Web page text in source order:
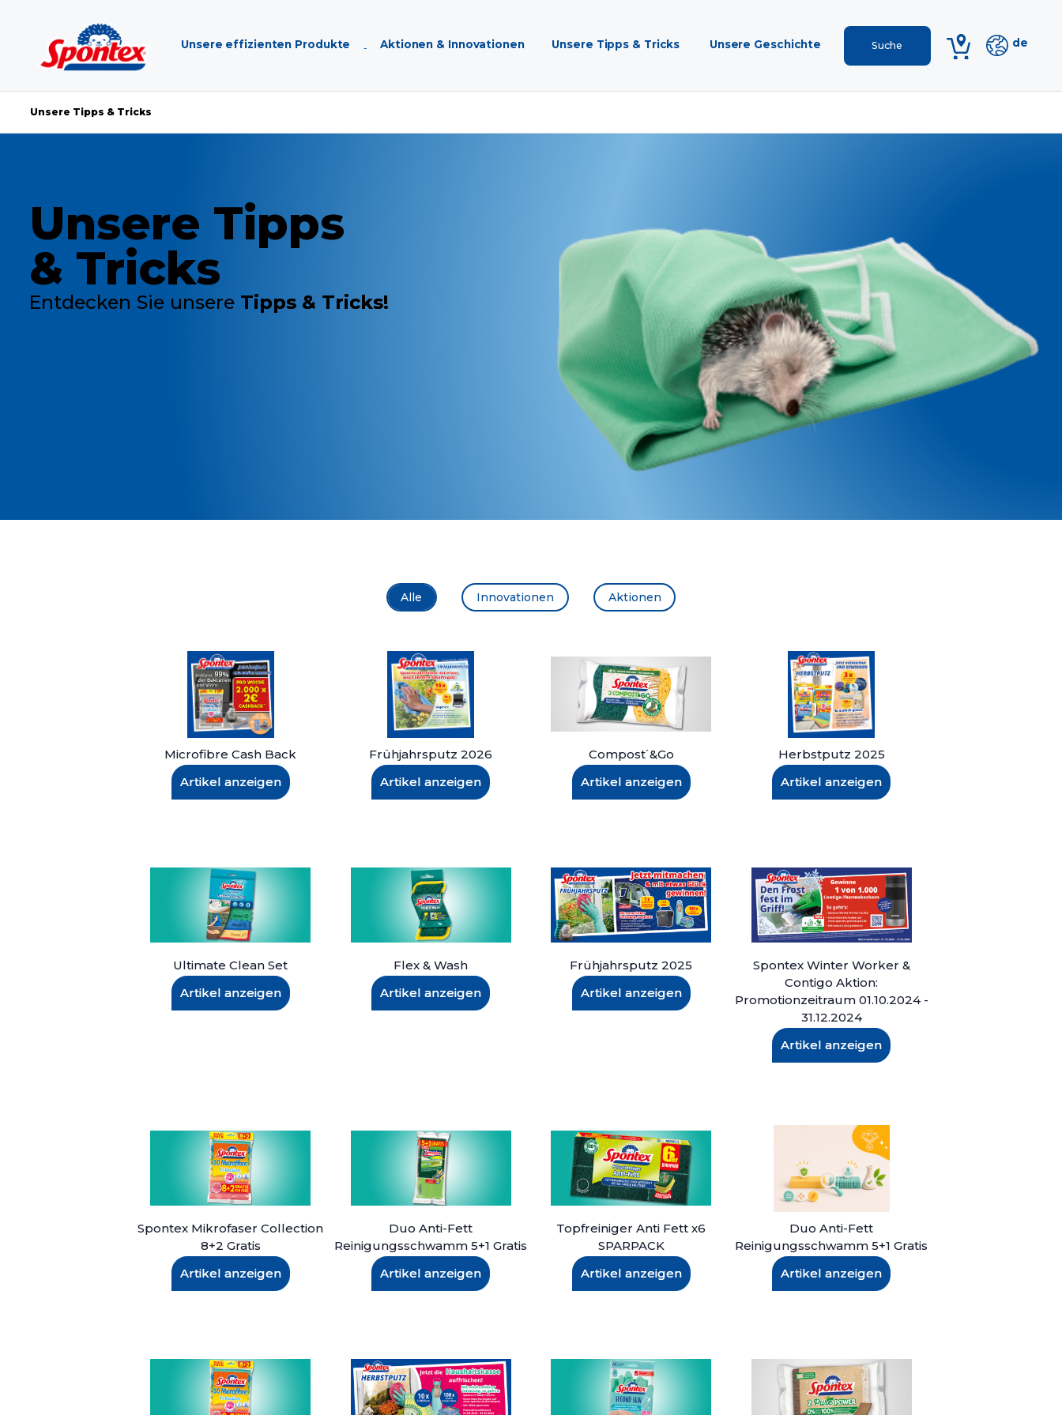
Unsere effizienten Produkte Aktionen & Innovationen Unsere Tipps & Tricks Unsere Geschichte de
Unsere Tipps & Tricks
Unsere Tipps
& Tricks
Entdecken Sie unsere Tipps & Tricks!
Alle Innovationen Aktionen
Microfibre Cash Back
Artikel anzeigen
Frühjahrsputz 2026
Artikel anzeigen
Compost´&Go
Artikel anzeigen
Herbstputz 2025
Artikel anzeigen
Ultimate Clean Set
Artikel anzeigen
Flex & Wash
Artikel anzeigen
Frühjahrsputz 2025
Artikel anzeigen
Spontex Winter Worker &
Contigo Aktion:
Promotionzeitraum 01.10.2024 -
31.12.2024
Artikel anzeigen
Spontex Mikrofaser Collection
8+2 Gratis
Artikel anzeigen
Duo Anti-Fett
Reinigungsschwamm 5+1 Gratis
Artikel anzeigen
Topfreiniger Anti Fett x6
SPARPACK
Artikel anzeigen
Duo Anti-Fett
Reinigungsschwamm 5+1 Gratis
Artikel anzeigen